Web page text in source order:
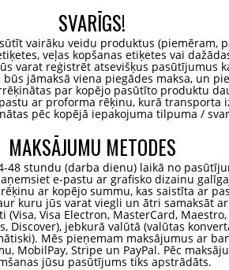
SVARĪGS!
vairāku veidu produktus (piemēram,
veļas kopšanas etiķetes vai
varat reģistrēt atsevišķus pasūtījumus
jāmaksā viena piegādes maksa, un
par kopējo pasūtīto produktu
ar proforma rēķinu, kurā transporta
pēc kopējā iepakojuma tilpuma /
MAKSĀJUMU METODES
48 stundu (darba dienu) laikā no
e-pastu ar grafisko dizainu
ar kopējo summu, kas saistīta ar
kuru jūs varat viegli un ātri samaksāt
(Visa, Visa Electron, MasterCard,
Discover), jebkurā valūtā (valūtas
Mēs pieņemam maksājumus ar
MobilPay, Stripe un PayPal. Pēc
jūsu pasūtījums tiks apstrādāts.